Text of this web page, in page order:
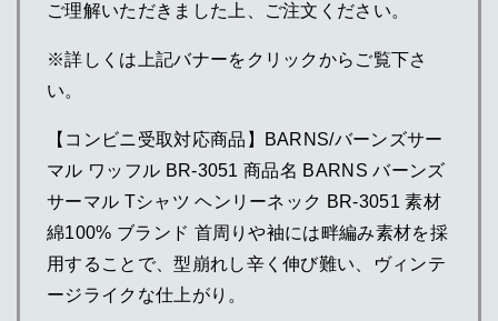
ご理解いただきました上、ご注文ください。
※詳しくは上記バナーをクリックからご覧下さ
い。
【コンビニ受取対応商品】BARNS/バーンズサー
マル ワッフル BR-3051 商品名 BARNS バーンズ
サーマル Tシャツ ヘンリーネック BR-3051 素材
綿100% ブランド 首周りや袖には畔編み素材を採
用することで、型崩れし辛く伸び難い、ヴィンテ
ージライクな仕上がり。